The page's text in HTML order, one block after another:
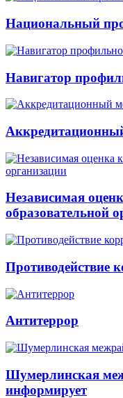
Национальный
Навигатор
Независимая
образовательной
Противодействие
Антитеррор
Шумерлинская
информирует